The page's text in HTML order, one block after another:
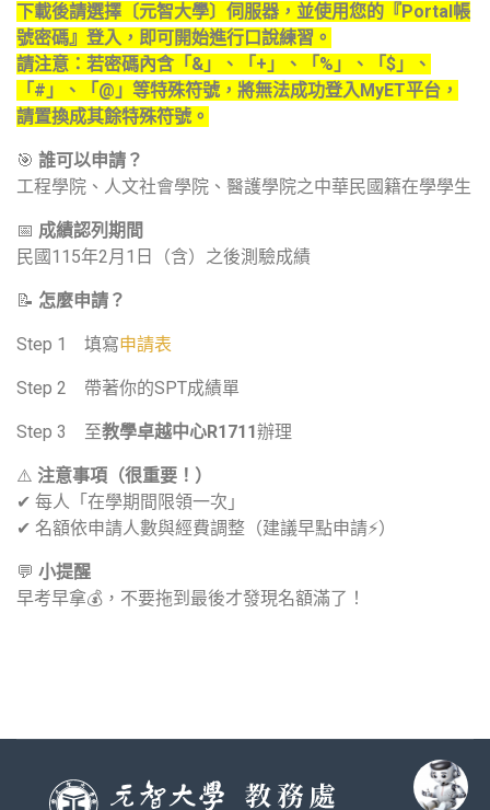
下載後請選擇〔元智大學〕伺服器，並使用您的『Portal帳
號密碼』登入，即可開始進行口說練習。
請注意：若密碼內含「&」、「+」、「%」、「$」、
「#」、「@」等特殊符號，將無法成功登入MyET平台，
請置換成其餘特殊符號。
🎯 誰可以申請？
工程學院、人文社會學院、醫護學院之中華民國籍在學學生
📅 成績認列期間
民國115年2月1日（含）之後測驗成績
📝 怎麼申請？
Step 1 填寫申請表
Step 2 帶著你的SPT成績單
Step 3 至教學卓越中心R1711辦理
⚠️ 注意事項（很重要！）
✔ 每人「在學期間限領一次」
✔ 名額依申請人數與經費調整（建議早點申請⚡）
💬 小提醒
早考早拿💰，不要拖到最後才發現名額滿了！